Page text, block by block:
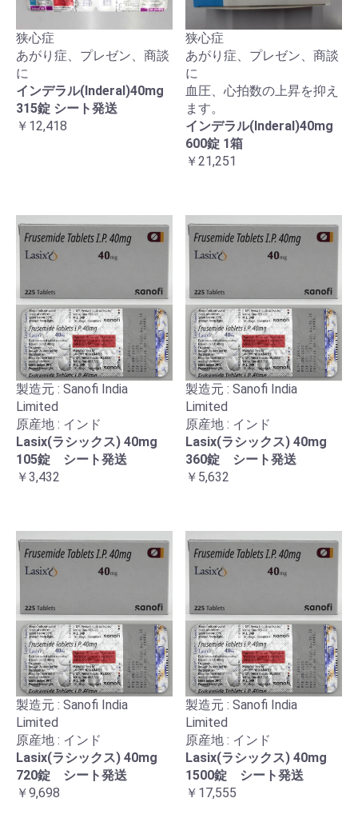
狭心症
あがり症、プレゼン、商談
に
インデラル(Inderal)40mg
315錠 シート発送
￥12,418
狭心症
あがり症、プレゼン、商談
に
血圧、心拍数の上昇を抑え
ます。
インデラル(Inderal)40mg
600錠 1箱
￥21,251
製造元 : Sanofi India
Limited
原産地 : インド
Lasix(ラシックス) 40mg
105錠 シート発送
￥3,432
製造元 : Sanofi India
Limited
原産地 : インド
Lasix(ラシックス) 40mg
360錠 シート発送
￥5,632
製造元 : Sanofi India
Limited
原産地 : インド
Lasix(ラシックス) 40mg
720錠 シート発送
￥9,698
製造元 : Sanofi India
Limited
原産地 : インド
Lasix(ラシックス) 40mg
1500錠 シート発送
￥17,555